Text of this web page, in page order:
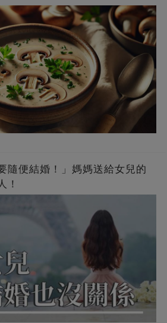
隨便結婚！」媽媽送給女兒的
！